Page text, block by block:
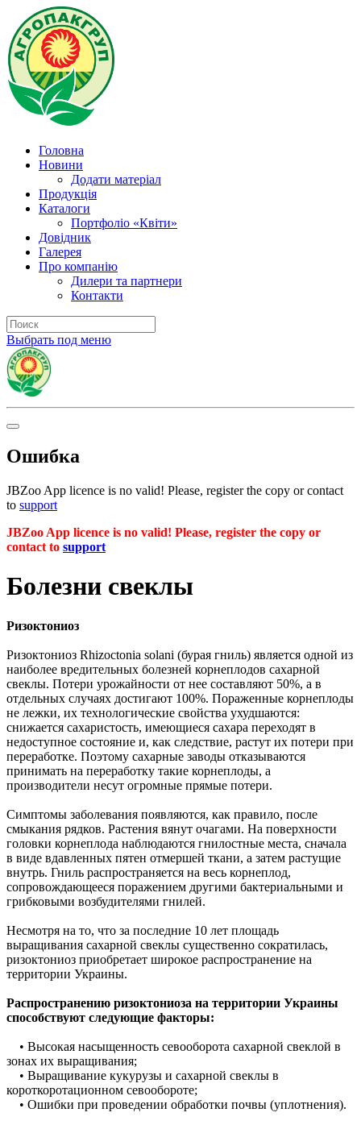
Головна
Новини
Додати матеріал
Продукція
Каталоги
Портфоліо «Квіти»
Довідник
Галерея
Про компанію
Дилери та партнери
Контакти
Выбрать под меню
Ошибка
JBZoo App licence is no valid! Please, register the copy or contact
to support
JBZoo App licence is no valid! Please, register the copy or
contact to support
Болезни свеклы
Ризоктониоз
Ризоктониоз Rhizoctonia solani (бурая гниль) является одной из
наиболее вредительных болезней корнеплодов сахарной
свеклы. Потери урожайности от нее составляют 50%, а в
отдельных случаях достигают 100%. Пораженные корнеплоды
не лежки, их технологические свойства ухудшаются:
снижается сахаристость, имеющиеся сахара переходят в
недоступное состояние и, как следствие, растут их потери при
переработке. Поэтому сахарные заводы отказываются
принимать на переработку такие корнеплоды, а
производители несут огромные прямые потери.
Симптомы заболевания появляются, как правило, после
смыкания рядков. Растения вянут очагами. На поверхности
головки корнеплода наблюдаются гнилостные места, сначала
в виде вдавленных пятен отмершей ткани, а затем растущие
внутрь. Гниль распространяется на весь корнеплод,
сопровождающееся поражением другими бактериальными и
грибковыми возбудителями гнилей.
Несмотря на то, что за последние 10 лет площадь
выращивания сахарной свеклы существенно сократилась,
ризоктониоз приобретает широкое распространение на
территории Украины.
Распространению ризоктониоза на территории Украины
способствуют следующие факторы:
• Высокая насыщенность севооборота сахарной свеклой в
зонах их выращивания;
• Выращивание кукурузы и сахарной свеклы в
короткоротационном севообороте;
• Ошибки при проведении обработки почвы (уплотнения).